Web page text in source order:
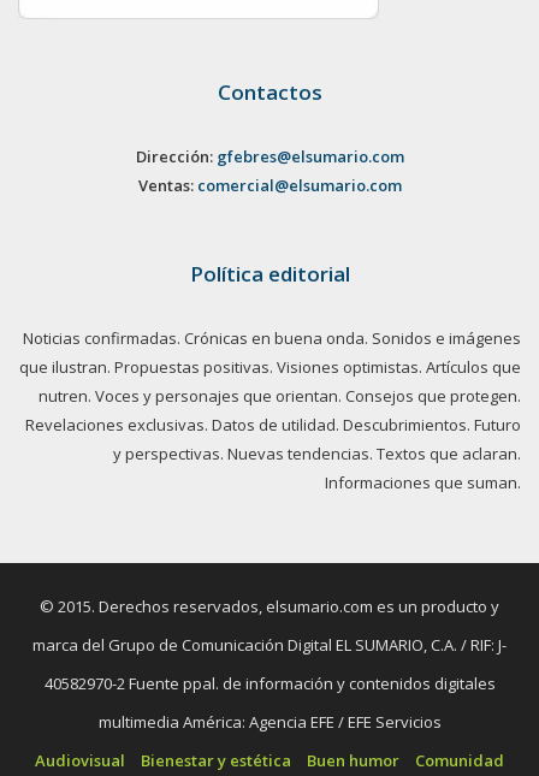
Contactos
Dirección: gfebres@elsumario.com
Ventas: comercial@elsumario.com
Política editorial
Noticias confirmadas. Crónicas en buena onda. Sonidos e imágenes
que ilustran. Propuestas positivas. Visiones optimistas. Artículos que
nutren. Voces y personajes que orientan. Consejos que protegen.
Revelaciones exclusivas. Datos de utilidad. Descubrimientos. Futuro
y perspectivas. Nuevas tendencias. Textos que aclaran.
Informaciones que suman.
© 2015. Derechos reservados, elsumario.com es un producto y
marca del Grupo de Comunicación Digital EL SUMARIO, C.A. / RIF: J-
40582970-2 Fuente ppal. de información y contenidos digitales
multimedia América: Agencia EFE / EFE Servicios
Audiovisual
Bienestar y estética Buen humor Comunidad